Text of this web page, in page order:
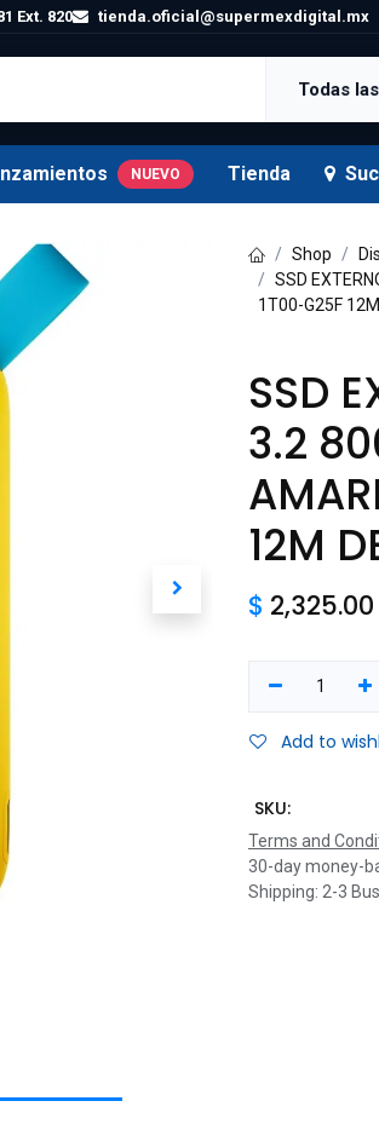
Ext. 820 tienda.oficial@supermexdigital.mx
Todas
NUEVO Tienda
Shop
SSD
1T00-G25F
SSD
3.2
12M
$ 2,325.00
Add to
SKU:
Terms and
30-day money-
Shipping: 2-3